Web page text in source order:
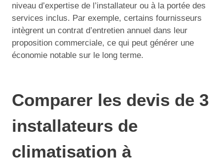
niveau d’expertise de l’installateur ou à la portée des
services inclus. Par exemple, certains fournisseurs
intègrent un contrat d’entretien annuel dans leur
proposition commerciale, ce qui peut générer une
économie notable sur le long terme.
Comparer les devis de 3
installateurs de
climatisation à